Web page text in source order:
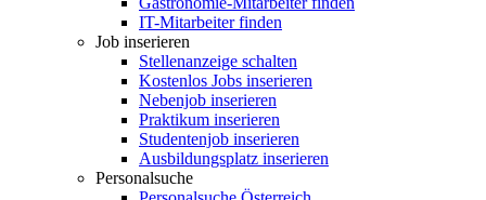
IT-Mitarbeiter finden
Job inserieren
Stellenanzeige schalten
Kostenlos Jobs inserieren
Nebenjob inserieren
Praktikum inserieren
Studentenjob inserieren
Ausbildungsplatz inserieren
Personalsuche